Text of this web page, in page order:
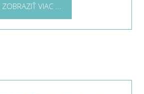
ZOBRAZIŤ VIAC ...